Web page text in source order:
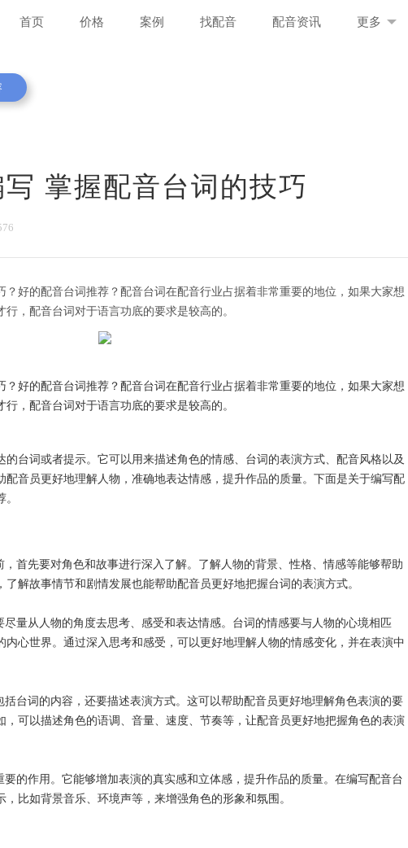
首页 价格 案例 找配音 配音资讯 更多
掌握配音台词的技巧
？好的配音台词推荐？配音台词在配音行业占据着非常重要的地位，如果大家想
，配音台词对于语言功底的要求是较高的。
好的配音台词推荐？配音台词在配音行业占据着非常重要的地位，如果大家想
，配音台词对于语言功底的要求是较高的。
台词或者提示。它可以用来描述角色的情感、台词的表演方式、配音风格以及
音员更好地理解人物，准确地表达情感，提升作品的质量。下面是关于编写配
首先要对角色和故事进行深入了解。了解人物的背景、性格、情感等能够帮助
解故事情节和剧情发展也能帮助配音员更好地把握台词的表演方式。
量从人物的角度去思考、感受和表达情感。台词的情感要与人物的心境相匹
心世界。通过深入思考和感受，可以更好地理解人物的情感变化，并在表演中
台词的内容，还要描述表演方式。这可以帮助配音员更好地理解角色表演的要
可以描述角色的语调、音量、速度、节奏等，让配音员更好地把握角色的表演
的作用。它能够增加表演的真实感和立体感，提升作品的质量。在编写配音台
比如背景音乐、环境声等，来增强角色的形象和氛围。